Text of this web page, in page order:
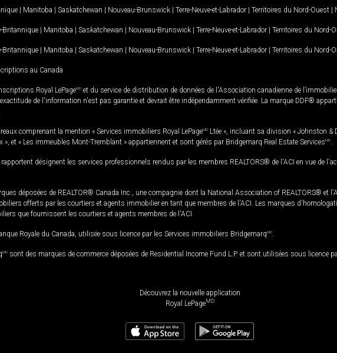
| Manitoba | Saskatchewan | Nouveau-Brunswick | Terre-Neuve-et-Labrador | Territoires du Nord-Ouest |
Britannique | Manitoba | Saskatchewan | Nouveau-Brunswick | Terre-Neuve-et-Labrador | Territoires du Nord-
Britannique | Manitoba | Saskatchewan | Nouveau-Brunswick | Terre-Neuve-et-Labrador | Territoires du Nord-
au Canada
Royal LePageMD et du service de distribution de données de l'Association canadienne de
de l'information n'est pas garantie et devrait être indépendamment vérifiée. La marque DDF®
comprenant la mention « Services immobiliers Royal LePageMD Ltée », incluant sa division « Johnston &
», et « Les immeubles Mont-Tremblant » appartiennent et sont gérés par Bridgemarq Real Estate ServicesMD
désignent les services professionnels rendus par les membres REALTORS® de l'ACI en vue de
déposées de REALTOR® Canada Inc., une compagnie dont la National Association of REALTORS® et
offerts par les courtiers et agents immobilier en tant que membres de l'ACI. Les marques
que fournissent les courtiers et agents membres de l'ACI.
Royale du Canada, utilisée sous licence par les Services immobiliers BridgemarqMD
MD sont des marques de commerce déposées de Residential Income Fund L.P. et sont utilisées sous licence
Découvrez la nouvelle application
Royal LePageMD